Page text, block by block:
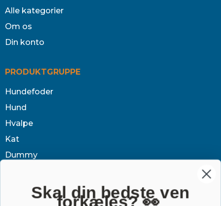
Alle kategorier
Om os
Din konto
PRODUKTGRUPPE
Hundefoder
Hund
Hvalpe
Kat
Dummy
Tøj & jagtSkal din bedste ven
forkæles? 👀